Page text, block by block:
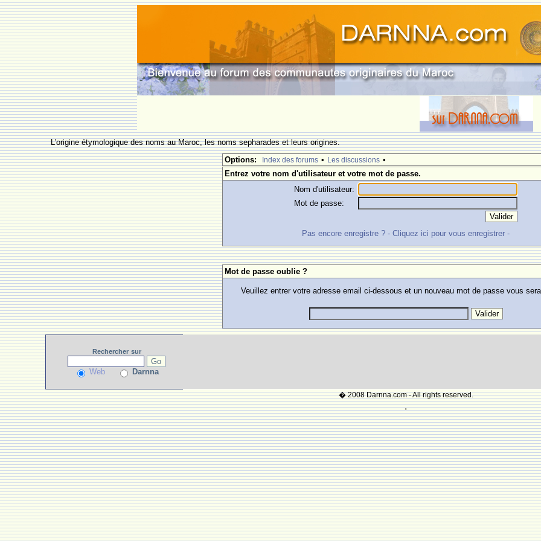
L'origine étymologique des noms au Maroc, les noms sepharades et leurs origines.
Options:
Index des forums • Les discussions •
Entrez votre nom d'utilisateur et votre mot de passe.
Nom d'utilisateur:
Mot de passe:
Pas encore enregistre ? - Cliquez ici pour vous enregistrer -
Mot de passe oublie ?
Veuillez entrer votre adresse email ci-dessous et un nouveau mot de passe vous
Rechercher sur
Web Darnna
� 2008 Darnna.com - All rights reserved.
'